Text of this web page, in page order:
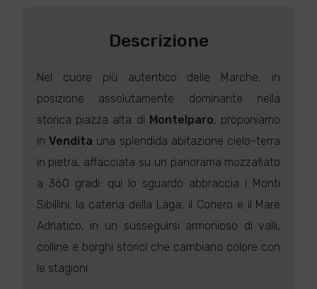
Descrizione
Nel cuore più autentico delle Marche, in
posizione assolutamente dominante nella
storica piazza alta di Montelparo, proponiamo
in Vendita una splendida abitazione cielo-terra
in pietra, affacciata su un panorama mozzafiato
a 360 gradi: qui lo sguardo abbraccia i Monti
Sibillini, la catena della Laga, il Conero e il Mare
Adriatico, in un susseguirsi armonioso di valli,
colline e borghi storici che cambiano colore con
le stagioni.